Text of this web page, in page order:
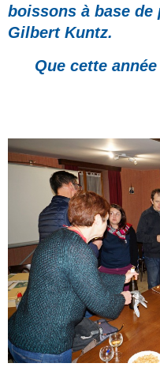
boissons à base
Gilbert Kuntz.
Que cette